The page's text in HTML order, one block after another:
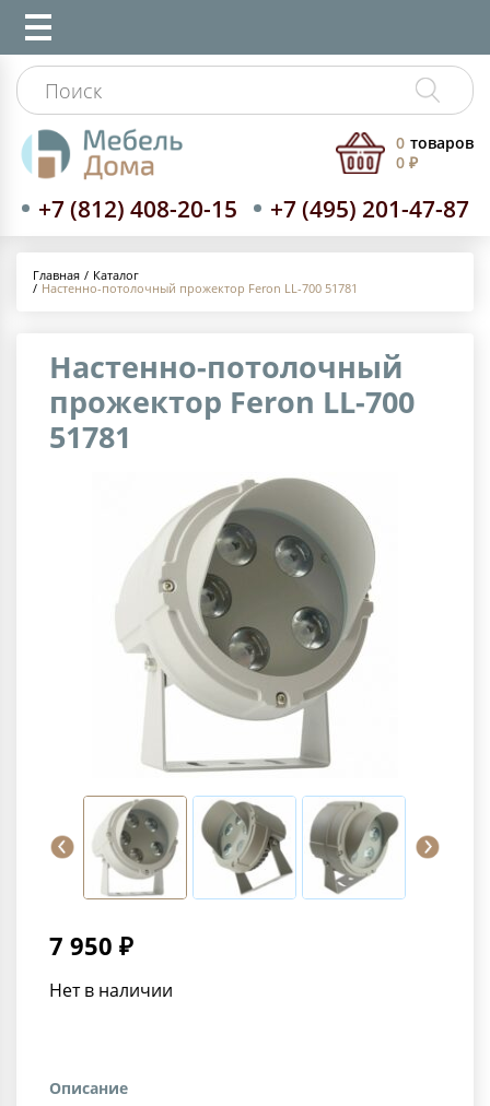
+7 (812) 408-20-15 +7 (495) 201-47-87
0 товаров
0 ₽
Главная
Каталог
Настенно-потолочный прожектор Feron LL-700 51781
Настенно-потолочный
прожектор Feron LL-700
51781
7 950 ₽
Нет в наличии
Описание